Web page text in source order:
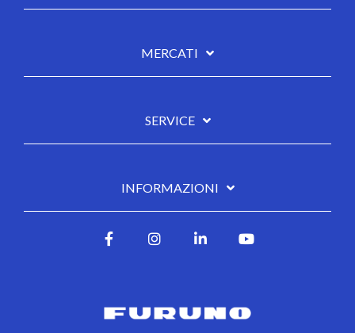
MERCATI
SERVICE
INFORMAZIONI
FacebookInstagram
LinkedIn